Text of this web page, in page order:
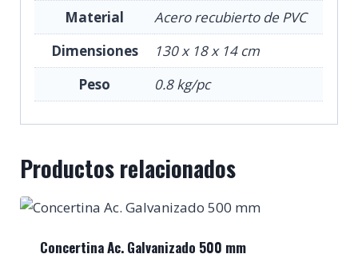
Material
Acero recubierto de PVC
Dimensiones
130 x 18 x 14 cm
Peso
0.8 kg/pc
Productos relacionados
Concertina Ac. Galvanizado 500 mm